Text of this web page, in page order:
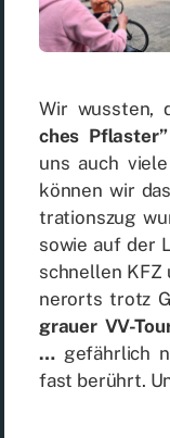
Wir wuss­ten,
ches
uns auch
kön­nen wir
tra­ti­ons­zug
so­wie auf der
schnel­len
ner­orts trotz
grau­er VV-
…ge­fähr­lich
fast be­rührt.